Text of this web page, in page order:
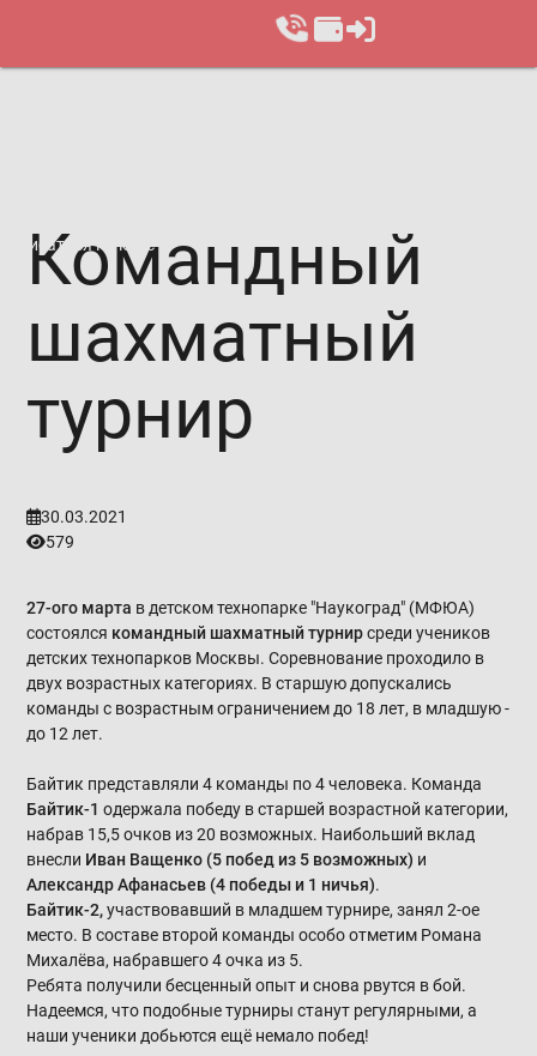
Записаться на курс
Командный
шахматный
турнир
30.03.2021
579
27-ого марта в детском технопарке "Наукоград" (МФЮА)
состоялся командный шахматный турнирсреди учеников
детских технопарков Москвы. Соревнование проходило в
двух возрастных категориях. В старшую допускались
команды с возрастным ограничением до 18 лет, в младшую -
до 12 лет.
Байтик представляли 4 команды по 4 человека. Команда
Байтик-1 одержала победу в старшей возрастной категории,
набрав 15,5 очков из 20 возможных. Наибольший вклад
внесли Иван Ващенко (5 побед из 5 возможных) и
Александр Афанасьев (4 победы и 1 ничья).
Байтик-2,участвовавший в младшем турнире, занял 2-ое
место. В составе второй команды особо отметим Романа
Михалёва, набравшего 4 очка из 5.
Ребята получили бесценный опыт и снова рвутся в бой.
Надеемся, что подобные турниры станут регулярными, а
наши ученики добьются ещё немало побед!